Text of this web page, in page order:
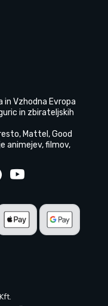
in Vzhodna Evropa
in zbirateljskih
Mattel, Good
animejev, filmov,